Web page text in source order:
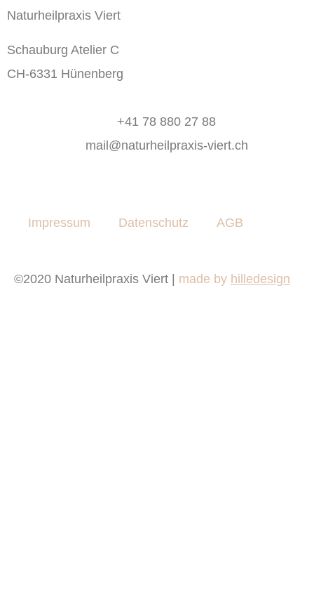
Naturheilpraxis Viert
Schauburg Atelier C
CH-6331 Hünenberg
+41 78 880 27 88
mail@naturheilpraxis-viert.ch
Impressum Datenschutz AGB
©2020 Naturheilpraxis Viert | made by hilledesign